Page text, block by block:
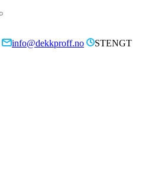
info@dekkproff.no
STENGT